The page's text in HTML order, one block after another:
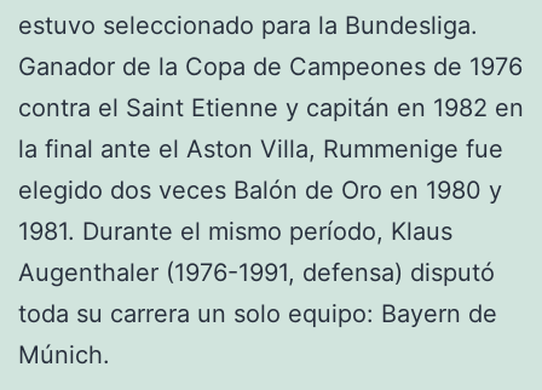
estuvo seleccionado para la Bundesliga.
Ganador de la Copa de Campeones de 1976
contra el Saint Etienne y capitán en 1982 en
la final ante el Aston Villa, Rummenige fue
elegido dos veces Balón de Oro en 1980 y
1981. Durante el mismo período, Klaus
Augenthaler (1976-1991, defensa) disputó
toda su carrera un solo equipo: Bayern de
Múnich.